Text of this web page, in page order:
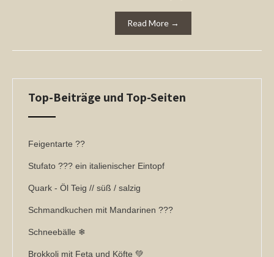
Read More →
Top-Beiträge und Top-Seiten
Feigentarte ??
Stufato ??? ein italienischer Eintopf
Quark - Öl Teig // süß / salzig
Schmandkuchen mit Mandarinen ???
Schneebälle ❄
Brokkoli mit Feta und Köfte 💚